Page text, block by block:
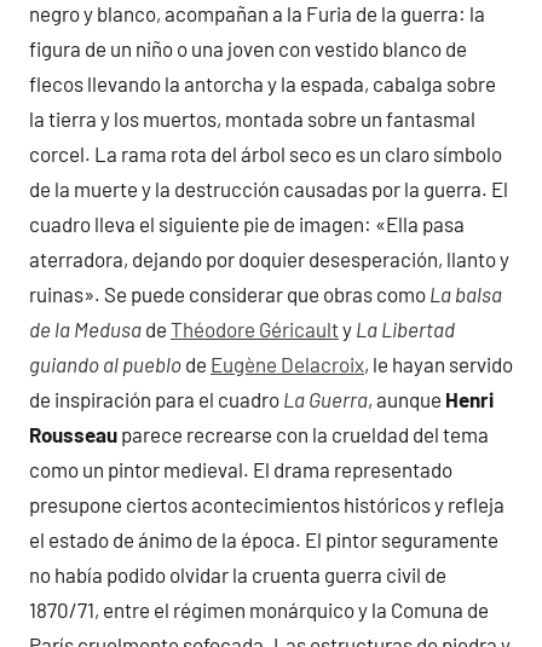
negro y blanco, acompañan a la Furia de la guerra: la
figura de un niño o una joven con vestido blanco de
flecos llevando la antorcha y la espada, cabalga sobre
la tierra y los muertos, montada sobre un fantasmal
corcel. La rama rota del árbol seco es un claro símbolo
de la muerte y la destrucción causadas por la guerra. El
cuadro lleva el siguiente pie de imagen: «Ella pasa
aterradora, dejando por doquier desesperación, llanto y
ruinas». Se puede considerar que obras como La balsa
de la Medusa de Théodore Géricaulty La Libertad
guiando al pueblo de Eugène Delacroix, le hayan servido
de inspiración para el cuadro La Guerra, aunque Henri
Rousseau parece recrearse con la crueldad del tema
como un pintor medieval. El drama representado
presupone ciertos acontecimientos históricos y refleja
el estado de ánimo de la época. El pintor seguramente
no había podido olvidar la cruenta guerra civil de
1870/71, entre el régimen monárquico y la Comuna de